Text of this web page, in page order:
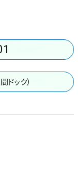
間ドック）